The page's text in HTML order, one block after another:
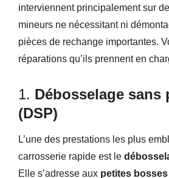
interviennent principalement sur
mineurs ne nécessitant ni
pièces de rechange importantes.
réparations qu’ils prennent en
1. Débosselage sans
(DSP)
L’une des prestations les plus
carrosserie rapide est le
Elle s’adresse aux petites bosses